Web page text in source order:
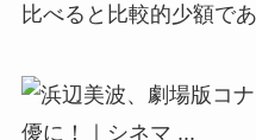
比べると比較的少額で